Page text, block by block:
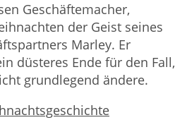
Geschäftemacher,
der Geist seines
Marley. Er
düsteres Ende für den Fall,
grundlegend ändere.